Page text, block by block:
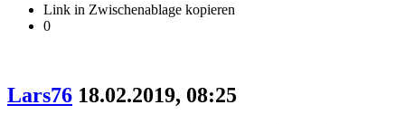
Link in Zwischenablage kopieren
0
Lars76 18.02.2019, 08:25